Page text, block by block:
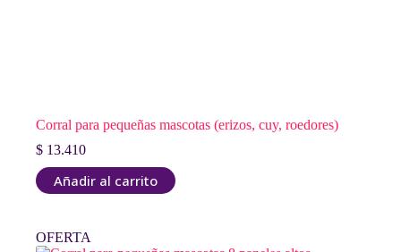
Corral para pequeñas mascotas (erizos, cuy, roedores)
$ 13.410
Añadir al carrito
OFERTA